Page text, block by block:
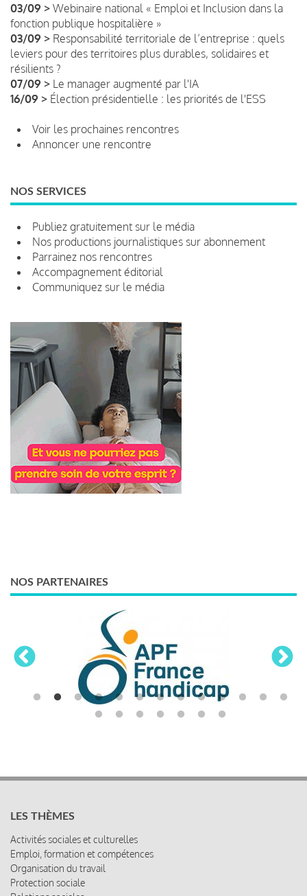
03/09 > Webinaire national « Emploi et Inclusion dans la
fonction publique hospitalière »
03/09 > Responsabilité territoriale de l’entreprise : quels
leviers pour des territoires plus durables, solidaires et
résilients ?
07/09 > Le manager augmenté par l'IA
16/09 > Élection présidentielle : les priorités de l'ESS
Voir les prochaines rencontres
Annoncer une rencontre
NOS SERVICES
Publiez gratuitement sur le média
Nos productions journalistiques sur abonnement
Parrainez nos rencontres
Accompagnement éditorial
Communiquez sur le média
NOS PARTENAIRES
LES THÈMES
Activités sociales et culturelles
Emploi, formation et compétences
Organisation du travail
Protection sociale